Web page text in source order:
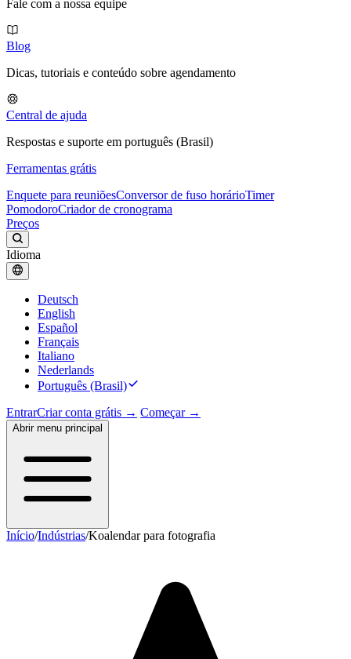
Fale com a nossa equipe
Blog
Dicas, tutoriais e conteúdo sobre agendamento
Central de ajuda
Respostas e suporte em português (Brasil)
Ferramentas grátis
Enquete para reuniõesConversor de fuso horárioTimer
PomodoroCriador de cronograma
Preços
Idioma
Deutsch
English
Español
Français
Italiano
Nederlands
Português (Brasil)
EntrarCriar conta grátis → Começar →
Abrir menu principal
Início/Indústrias/Koalendar para fotografia